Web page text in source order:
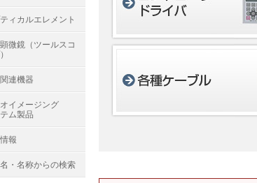
ィカルエレメント
微鏡（ツールスコ
連機器
イメージング
ム製品
報
・名称からの検索